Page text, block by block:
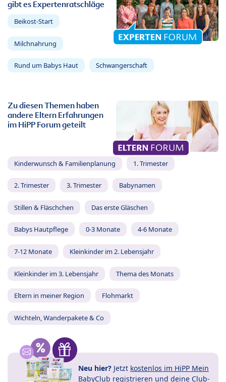
gibt es Expertenratschläge
Beikost-Start
Milchnahrung
Rund um Babys Haut Schwangerschaft
Zu diesen Themen haben
andere Eltern Erfahrungen
im HiPP Forum geteilt
Kinderwunsch & Familienplanung 1. Trimester
2. Trimester 3. Trimester Babynamen
Stillen & Fläschchen Das erste Gläschen
Babys Hautpflege 0-3 Monate 4-6 Monate
7-12 Monate Kleinkinder im 2. Lebensjahr
Kleinkinder im 3. Lebensjahr Thema des Monats
Eltern in meiner Region Flohmarkt
Wichteln, Wanderpakete & Co
Neu hier? Jetzt kostenlos im HiPP Mein
BabyClub registrieren und deine Club-